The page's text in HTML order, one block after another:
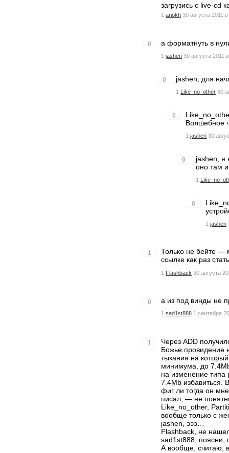
загрузись с live-cd
1 ariokh 30 августа 2011
0 а форматнуть в
1 jashen 30 августа 2011
0 jashen, для
1 Like_no_other 30
0
Волшебное
1 jashen 30
0
jashen, я
оно там
1
0
1 jashen
1
Только не бейте —
ссылке как раз
1 Flashback 30 августа
0 а из под винды не
1 sad1st888 1 сентября
1
Через ADD
Божье провидение
тыкания на
минимума, до
на изменение типа
7.4Mb избавиться.
фиг ли тогда он
писал, — не
Like_no_other,
вообще только с
jashen, эээ…
Flashback, не
sad1st888,
А вообще, считаю,